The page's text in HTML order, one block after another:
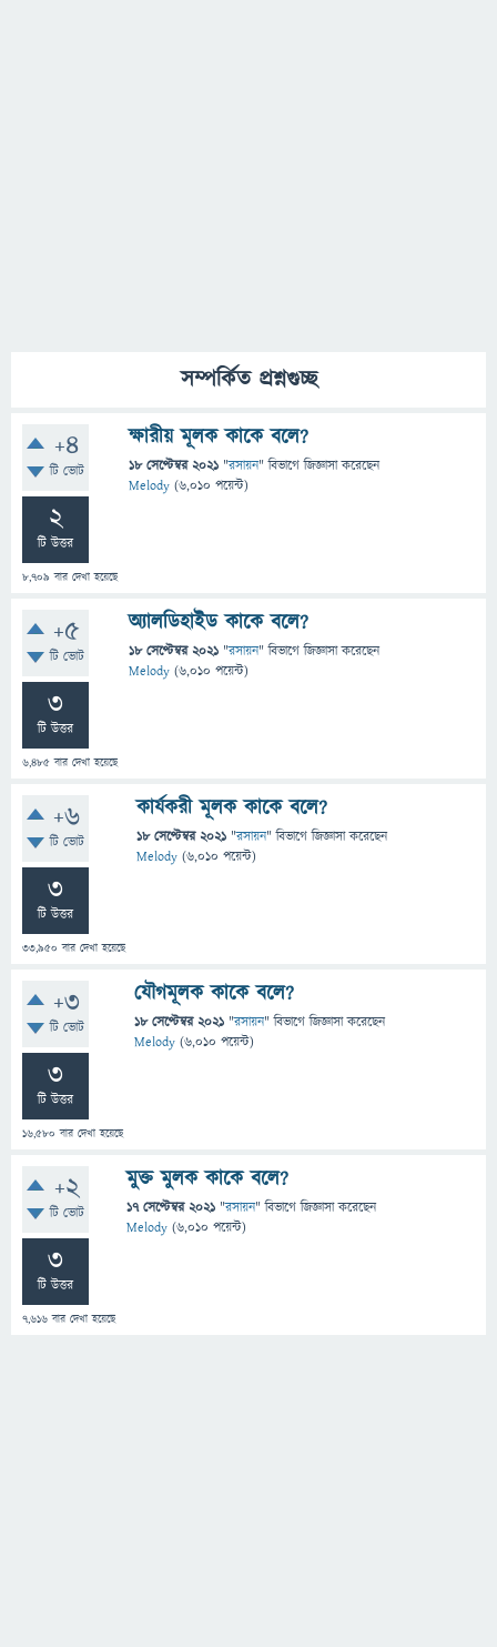
সম্পর্কিত প্রশ্নগুচ্ছ
+4
টি ভোট
2
টি উত্তর
8,709 বার দেখা হয়েছে
ক্ষারীয় মূলক কাকে বলে?
18 সেপ্টেম্বর 2021 "রসায়ন" বিভাগে জিজ্ঞাসাকরেছেন
Melody (6,010 পয়েন্ট)
+5
টি ভোট
3
টি উত্তর
6,485 বার দেখা হয়েছে
অ্যালডিহাইড কাকে বলে?
18 সেপ্টেম্বর 2021 "রসায়ন" বিভাগে জিজ্ঞাসাকরেছেন
Melody (6,010 পয়েন্ট)
+6
টি ভোট
3
টি উত্তর
33,950 বার দেখা হয়েছে
কার্যকরী মূলক কাকে বলে?
18 সেপ্টেম্বর 2021 "রসায়ন" বিভাগে জিজ্ঞাসাকরেছেন
Melody (6,010 পয়েন্ট)
+3
টি ভোট
3
টি উত্তর
16,580 বার দেখা হয়েছে
যৌগমূলক কাকে বলে?
18 সেপ্টেম্বর 2021 "রসায়ন" বিভাগে জিজ্ঞাসাকরেছেন
Melody (6,010 পয়েন্ট)
+2
টি ভোট
3
টি উত্তর
7,616 বার দেখা হয়েছে
মুক্ত মুলক কাকে বলে?
17 সেপ্টেম্বর 2021 "রসায়ন" বিভাগে জিজ্ঞাসাকরেছেন
Melody (6,010 পয়েন্ট)